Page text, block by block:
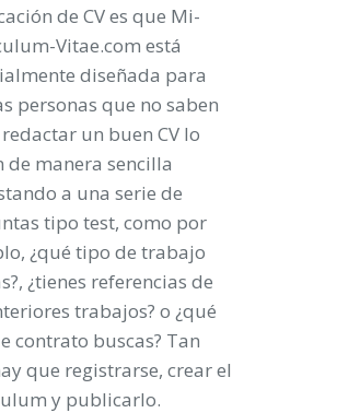
de CV es que Mi-
Vitae.com está
diseñada para
personas que no saben
un buen CV lo
de manera sencilla
a una serie de
tipo test, como por
¿qué tipo de trabajo
¿tienes referencias de
trabajos? o ¿qué
contrato buscas? Tan
que registrarse, crear el
y publicarlo.